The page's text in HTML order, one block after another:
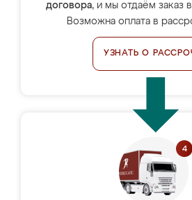
договора, и мы отдаём заказ
Возможна оплата в
УЗНАТЬ О